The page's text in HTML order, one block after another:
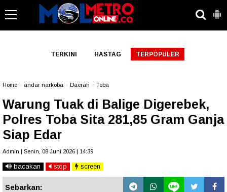
TERKINI HASTAG TERPOPULER
Home andar narkoba Daerah Toba
Warung Tuak di Balige Digerebek,
Polres Toba Sita 281,85 Gram Ganja
Siap Edar
Admin | Senin, 08 Juni 2026 | 14:39
bacakan stop screen
Sebarkan: